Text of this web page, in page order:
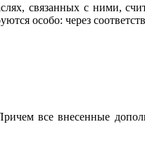
связанных с ними,
особо: через
все внесенные